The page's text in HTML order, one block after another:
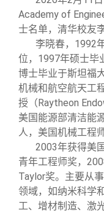
关闭
Academy of
士名单，清华校友
李晓春，1992
位，1997年硕士毕
博士毕业于斯坦福
机械和航空航天工
授（Raytheon
美国能源部清洁能
人，美国机械工程
2003年获得美
青年工程师奖，
Taylor奖。主要从
领域，如纳米科学
工、增材制造、激